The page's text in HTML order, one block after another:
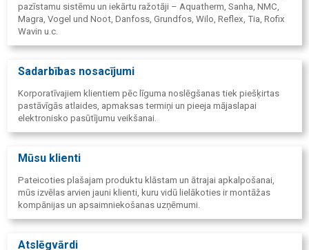
pazīstamu sistēmu un iekārtu ražotāji – Aquatherm, Sanha, NMC,
Magra, Vogel und Noot, Danfoss, Grundfos, Wilo, Reflex, Tia, Rofix
Wavin u.c.
Sadarbības nosacījumi
Korporatīvajiem klientiem pēc līguma noslēgšanas tiek piešķirtas
pastāvīgās atlaides, apmaksas termiņi un pieeja mājaslapai
elektronisko pasūtījumu veikšanai.
Mūsu klienti
Pateicoties plašajam produktu klāstam un ātrajai apkalpošanai,
mūs izvēlas arvien jauni klienti, kuru vidū lielākoties ir montāžas
kompānijas un apsaimniekošanas uzņēmumi.
Atslēgvārdi